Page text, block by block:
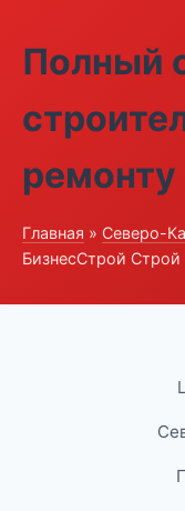
Полный
ремонту
Главная » Северо-
БизнесСтрой Строй